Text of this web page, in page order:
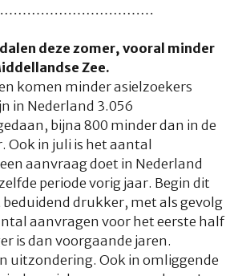
deze zomer, vooral minder
Zee.
komen minder asielzoekers
in Nederland 3.056
bijna 800 minder dan in de
Ook in juli is het aantal
aanvraag doet in Nederland
periode vorig jaar. Begin dit
beduidend drukker, met als gevolg
aanvragen voor het eerste half
is dan voorgaande jaren.
uitzondering. Ook in omliggende